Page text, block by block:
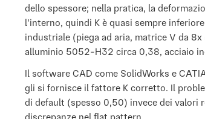
dello spessore; nella pratica, la
l'interno, quindi K è quasi sempre
industriale (piega ad aria, matrice V da
alluminio 5052-H32 circa 0,38, acciaio
Il software CAD come SolidWorks e
gli si fornisce il fattore K corretto. Il
di default (spesso 0,50) invece dei valori